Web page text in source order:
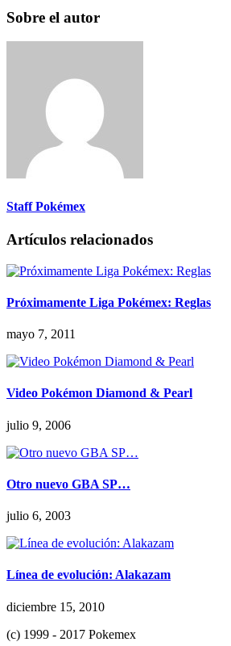
Sobre el autor
Staff Pokémex
Artículos relacionados
Próximamente Liga Pokémex: Reglas
mayo 7, 2011
Video Pokémon Diamond & Pearl
julio 9, 2006
Otro nuevo GBA SP…
julio 6, 2003
Línea de evolución: Alakazam
diciembre 15, 2010
(c) 1999 - 2017 Pokemex